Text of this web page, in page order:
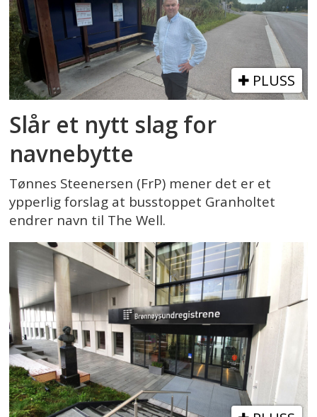
PLUSS
Slår et nytt slag for
navnebytte
Tønnes Steenersen (FrP) mener det er et
ypperlig forslag at busstoppet Granholtet
endrer navn til The Well.